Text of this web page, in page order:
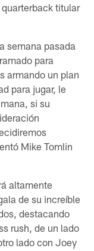
titular
semana pasada
para
armando un plan
para jugar, le
si su
Mike Tomlin
altamente
de su increíble
destacando
rush, de un lado
lado con Joey